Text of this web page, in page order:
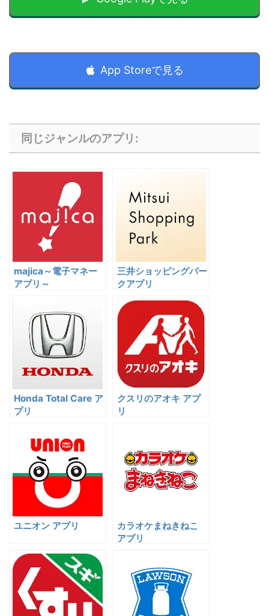
App Storeで見る
同じジャンルのアプリ:
majica～電子マネー
アプリ～
三井ショッピングパー
クアプリ
Honda Total Care ア
プリ
クスリのアオキ アプ
リ
ユニオン アプリ
カラオケまねきねこ
アプリ